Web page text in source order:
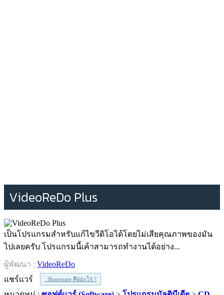
VideoReDo Plus
เป็นโปรแกรมสำหรับแก้ไขวีดิโอได้โดยไม่เสียคุณภาพของมัน
ไปเลยครับ โปรแกรมนี้เค้าสามารถทำงานได้อย่าง...
ผู้พัฒนา : VideoReDo
แชร์แวร์
Shareware คืออะไร ?